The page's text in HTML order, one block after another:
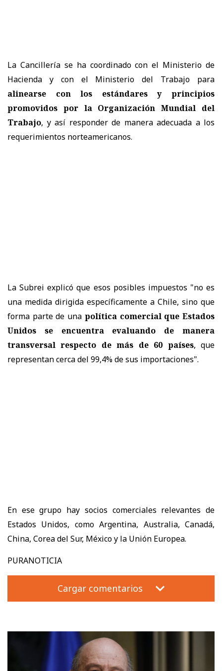
La Cancillería se ha coordinado con el Ministerio de
Hacienda y con el Ministerio del Trabajo para
alinearse con los estándares y principios
promovidos por la Organización Mundial del
Trabajo, y así responder de manera adecuada a los
requerimientos norteamericanos.
La Subrei explicó que esos posibles impuestos "no es
una medida dirigida específicamente a Chile, sino que
forma parte de una política comercial que Estados
Unidos se encuentra evaluando de manera
transversal respecto de más de 60 países, que
representan cerca del 99,4% de sus importaciones".
En ese grupo hay socios comerciales relevantes de
Estados Unidos, como Argentina, Australia, Canadá,
China, Corea del Sur, México y la Unión Europea.
PURANOTICIA
Cargar comentarios